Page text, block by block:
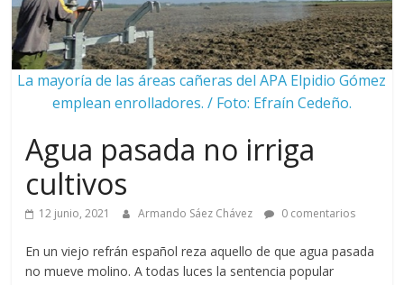
La mayoría de las áreas cañeras del APA Elpidio Gómez
emplean enrolladores. / Foto: Efraín Cedeño.
Agua pasada no irriga
cultivos
12 junio, 2021 Armando Sáez Chávez 0 comentarios
En un viejo refrán español reza aquello de que agua pasada
no mueve molino. A todas luces la sentencia popular